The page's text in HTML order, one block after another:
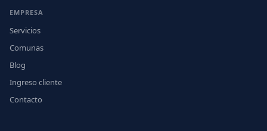
EMPRESA
Servicios
Comunas
Blog
Ingreso cliente
Contacto